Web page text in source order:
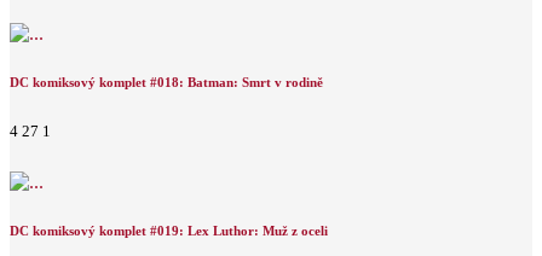
DC komiksový komplet #018: Batman: Smrt v rodině
4 27 1
DC komiksový komplet #019: Lex Luthor: Muž z oceli